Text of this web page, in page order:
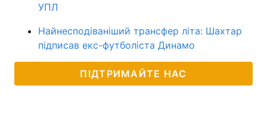
УПЛ
Найнесподіваніший трансфер літа: Шахтар
підписав екс-футболіста Динамо
ПІДТРИМАЙТЕ НАС